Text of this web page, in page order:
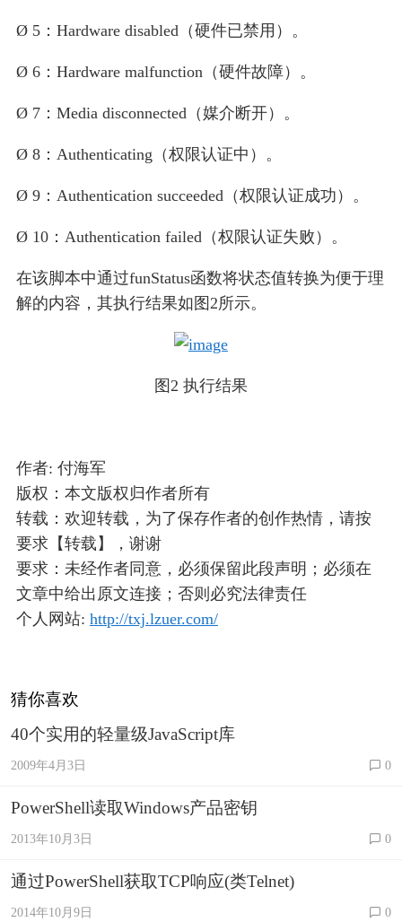
Ø 5：Hardware disabled（硬件已禁用）。
Ø 6：Hardware malfunction（硬件故障）。
Ø 7：Media disconnected（媒介断开）。
Ø 8：Authenticating（权限认证中）。
Ø 9：Authentication succeeded（权限认证成功）。
Ø 10：Authentication failed（权限认证失败）。
在该脚本中通过funStatus函数将状态值转换为便于理
解的内容，其执行结果如图2所示。
图2 执行结果
作者: 付海军
版权：本文版权归作者所有
转载：欢迎转载，为了保存作者的创作热情，请按
要求【转载】，谢谢
要求：未经作者同意，必须保留此段声明；必须在
文章中给出原文连接；否则必究法律责任
个人网站: http://txj.lzuer.com/
猜你喜欢
40个实用的轻量级JavaScript库
2009年4月3日 0
PowerShell读取Windows产品密钥
2013年10月3日 0
通过PowerShell获取TCP响应(类Telnet)
2014年10月9日 0